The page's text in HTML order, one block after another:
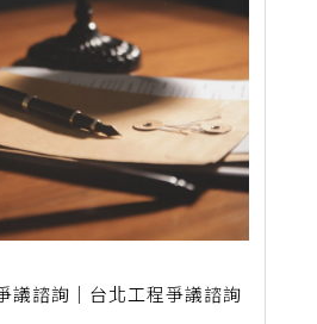
議諮詢｜台北工程爭議諮詢